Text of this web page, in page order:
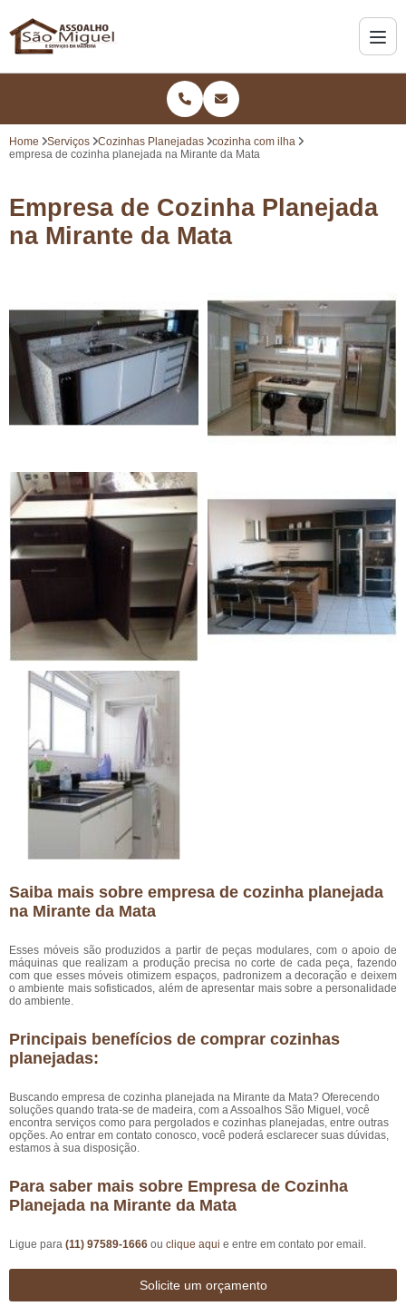
Home Serviços Cozinhas Planejadas
cozinha com ilha
empresa de cozinha planejada na Mirante da Mata
Empresa de Cozinha Planejada
na Mirante da Mata
Saiba mais sobre empresa de cozinha planejada
na Mirante da Mata
Esses móveis são produzidos a partir de peças modulares, com o apoio de
máquinas que realizam a produção precisa no corte de cada peça, fazendo
com que esses móveis otimizem espaços, padronizem a decoração e deixem
o ambiente mais sofisticados, além de apresentar mais sobre a personalidade
do ambiente.
Principais benefícios de comprar cozinhas
planejadas:
Buscando empresa de cozinha planejada na Mirante da Mata? Oferecendo
soluções quando trata-se de madeira, com a Assoalhos São Miguel, você
encontra serviços como para pergolados e cozinhas planejadas, entre outras
opções. Ao entrar em contato conosco, você poderá esclarecer suas dúvidas,
estamos à sua disposição.
Para saber mais sobre Empresa de Cozinha
Planejada na Mirante da Mata
Ligue para (11) 97589-1666 ou clique aqui e entre em contato por email.
Solicite um orçamento